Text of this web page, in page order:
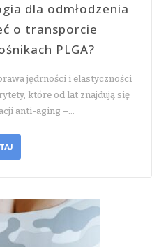
dla odmłodzenia
o transporcie
PLGA?
jędrności i elastyczności
które od lat znajdują się
anti-aging –…